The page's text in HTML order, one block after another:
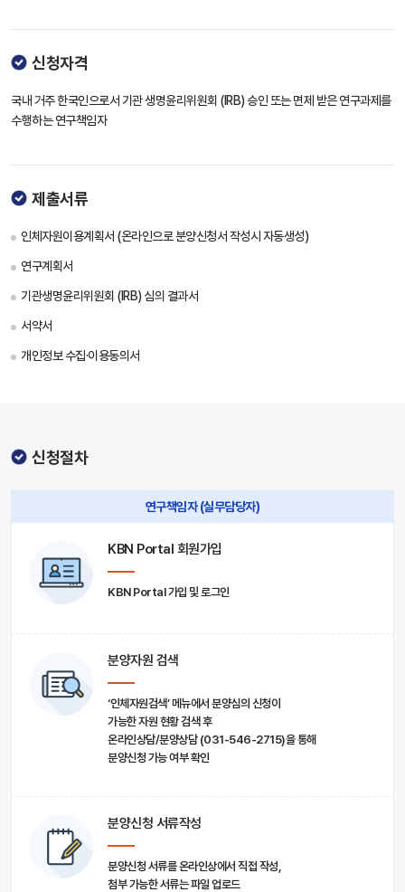
신청자격
국내 거주 한국인으로서 기관 생명윤리위원회 (IRB) 승인 또는 면제 받은 연구과제를
수행하는 연구책임자
제출서류
인체자원이용계획서 (온라인으로 분양신청서 작성시 자동생성)
연구계획서
기관생명윤리위원회 (IRB) 심의 결과서
서약서
개인정보 수집·이용동의서
신청절차
연구책임자 (실무담당자)
KBN Portal 회원가입
KBN Portal 가입 및 로그인
분양자원 검색
‘인체자원검색’ 메뉴에서 분양심의 신청이
가능한 자원 현황 검색 후
온라인상담/분양상담 (031-546-2715)을 통해
분양신청 가능 여부 확인
분양신청 서류작성
분양신청 서류를 온라인상에서 직접 작성,
첨부 가능한 서류는 파일 업로드